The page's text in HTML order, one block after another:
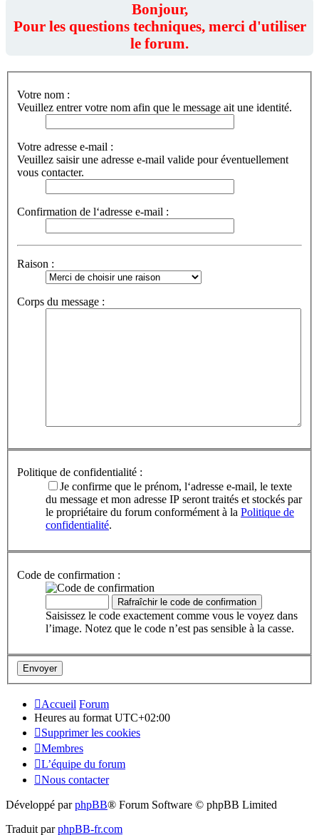
Bonjour,
Pour les questions techniques, merci d'utiliser
le forum.
Votre nom :
Veuillez entrer votre nom afin que le message ait une identité.
Votre adresse e-mail :
Veuillez saisir une adresse e-mail valide pour éventuellement
vous contacter.
Confirmation de l‘adresse e-mail :
Raison :
Corps du message :
Politique de confidentialité :
Je confirme que le prénom, l‘adresse e-mail, le texte
du message et mon adresse IP seront traités et stockés par
le propriétaire du forum conformément à la Politique de
confidentialité.
Code de confirmation :
Saisissez le code exactement comme vous le voyez dans
l’image. Notez que le code n’est pas sensible à la casse.
Accueil Forum
Heures au format UTC+02:00
Supprimer les cookies
Membres
L’équipe du forum
Nous contacter
Développé parphpBB® Forum Software © phpBB Limited
Traduit parphpBB-fr.com